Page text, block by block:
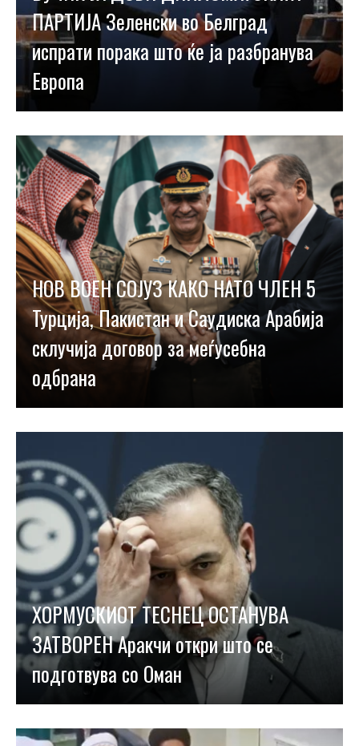
ПАРТИЈА Зеленски во Белград
испрати порака што ќе ја разбранува
Европа
НОВ ВОЕН СОЈУЗ КАКО НАТО ЧЛЕН 5
Турција, Пакистан и Саудиска Арабија
склучија договор за меѓусебна
одбрана
ХОРМУСКИОТ ТЕСНЕЦ ОСТАНУВА
ЗАТВОРЕН Аракчи откри што се
подготвува со Оман